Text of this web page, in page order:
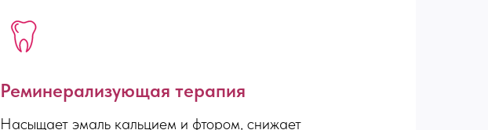
Реминерализующая терапия
Насыщает эмаль кальцием и фтором, снижает